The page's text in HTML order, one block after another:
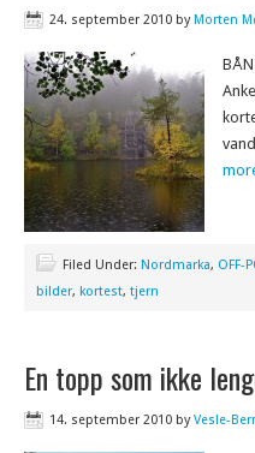
24. september 2010 byMorten
Filed Under: Nordmarka, OFF-
bilder, kortest, tjern
En topp som ikke
14. september 2010 byVesle-